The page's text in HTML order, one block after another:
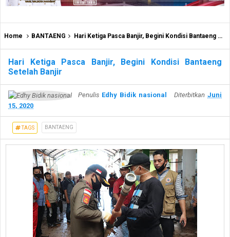
Home BANTAENG Hari Ketiga Pasca Banjir, Begini Kondisi Bantaeng Setelah Banjir
Hari Ketiga Pasca Banjir, Begini Kondisi Bantaeng
Setelah Banjir
Penulis Edhy Bidik nasional DiterbitkanJuni
15, 2020
TAGS BANTAENG